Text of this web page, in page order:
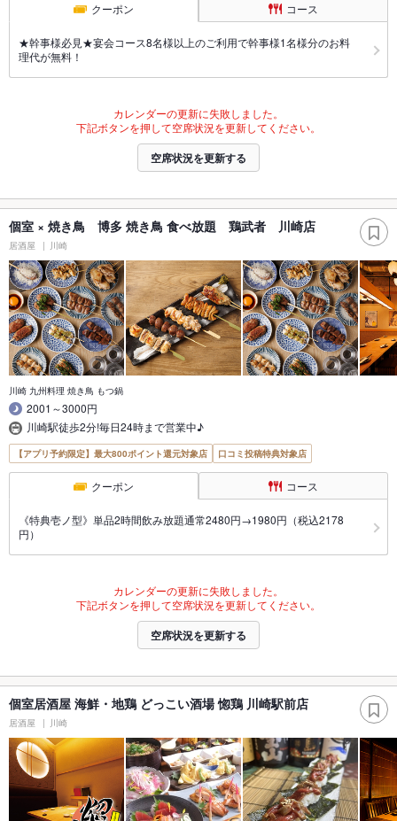
クーポン コース
★幹事様必見★宴会コース8名様以上のご利用で幹事様1名様分のお料
理代が無料！
カレンダーの更新に失敗しました。
下記ボタンを押して空席状況を更新してください。
空席状況を更新する
個室 × 焼き鳥 博多 焼き鳥 食べ放題 鶏武者 川崎店
居酒屋 川崎
川崎 九州料理 焼き鳥 もつ鍋
2001～3000円
川崎駅徒歩2分!毎日24時まで営業中♪
【アプリ予約限定】最大800ポイント還元対象店 口コミ投稿特典対象店
クーポン コース
《特典壱ノ型》単品2時間飲み放題通常2480円→1980円（税込2178
円）
カレンダーの更新に失敗しました。
下記ボタンを押して空席状況を更新してください。
空席状況を更新する
個室居酒屋 海鮮・地鶏 どっこい酒場 惚鶏 川崎駅前店
居酒屋 川崎